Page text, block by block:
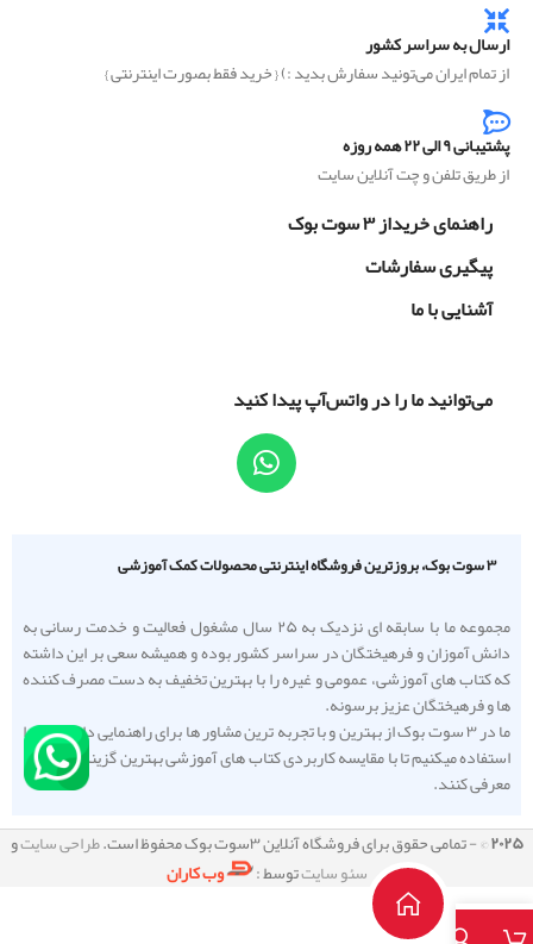
ارسال به سراسر کشور
از تمام ایران می‌تونید سفارش بدید :) { خرید فقط بصورت اینترنتی }
پشتیبانی ۹ الی ۲۲ همه روزه
از طریق تلفن و چت آنلاین سایت
راهنمای خریداز ۳ سوت بوک
پیگیری سفارشات
آشنایی با ما
می‌توانید ما را در واتس‌آپ پیدا کنید
۳ سوت بوک، بروزترین فروشگاه اینترنتی محصولات کمک آموزشی
مجموعه ما با سابقه ای نزدیک به ۲۵ سال مشغول فعالیت و خدمت رسانی به
دانش آموزان و فرهیختگان در سراسر کشور بوده و همیشه سعی بر این داشته
که کتاب های آموزشی، عمومی و غیره را با بهترین تخفیف به دست مصرف کننده
ها و فرهیختگان عزیز برسونه.
ما در ۳ سوت بوک از بهترین و با تجربه ترین مشاور ها برای راهنمایی دانش آموزا
استفاده میکنیم تا با مقایسه کاربردی کتاب های آموزشی بهترین گزینه را به شما
معرفی کنند.
۲۰۲۵© - تمامی حقوق برای فروشگاه آنلاین ۳سوت بوک محفوظ است. طراحی سایتو
سئو سایتتوسط : وب کاران